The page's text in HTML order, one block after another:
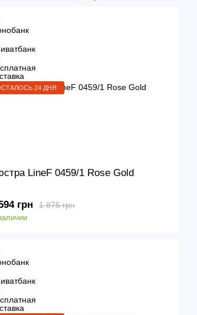
24 ДНЯ
LineF 0459/1 Rose Gold
1 875 грн
грн